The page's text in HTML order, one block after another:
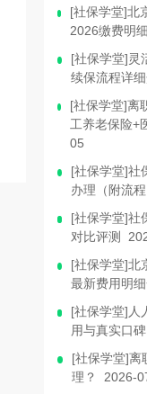
[社保学堂]北
2026缴费明
[社保学堂]灵
续保流程详
[社保学堂]离
工养老保险+
05
[社保学堂]社
办理（附流
[社保学堂]社
对比评测
[社保学堂]北
最新费用明
[社保学堂]人
用与真实口
[社保学堂]离
理？ 2026-